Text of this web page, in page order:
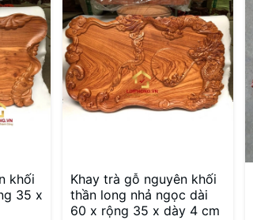
khối
35 x
Khay trà gỗ nguyên khối
thần long nhả ngọc dài
60 x rộng 35 x dày 4 cm